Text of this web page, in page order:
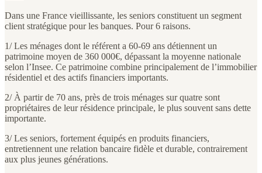
Dans une France vieillissante, les seniors constituent un segment
client stratégique pour les banques. Pour 6 raisons.
1/ Les ménages dont le référent a 60-69 ans détiennent un
patrimoine moyen de 360 000€, dépassant la moyenne nationale
selon l’Insee. Ce patrimoine combine principalement de l’immobilier
résidentiel et des actifs financiers importants.
2/ À partir de 70 ans, près de trois ménages sur quatre sont
propriétaires de leur résidence principale, le plus souvent sans dette
importante.
3/ Les seniors, fortement équipés en produits financiers,
entretiennent une relation bancaire fidèle et durable, contrairement
aux plus jeunes générations.